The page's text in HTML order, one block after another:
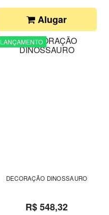
Alugar
LANÇAMENTO
DECORAÇÃO DINOSSAURO
R$ 548,32